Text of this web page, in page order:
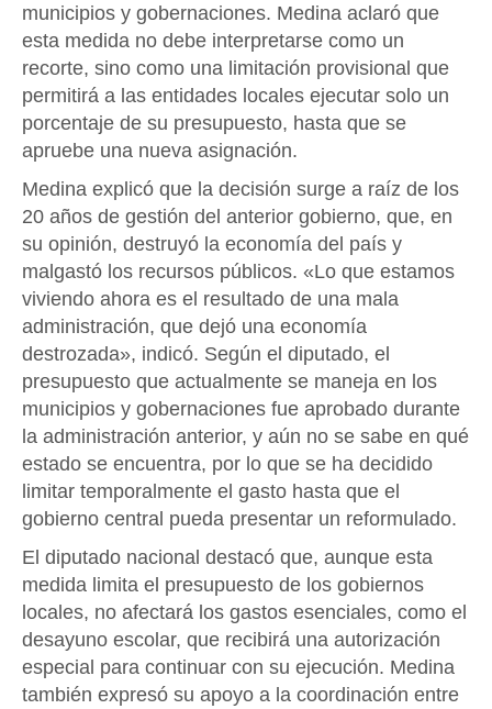
municipios y gobernaciones. Medina aclaró que
esta medida no debe interpretarse como un
recorte, sino como una limitación provisional que
permitirá a las entidades locales ejecutar solo un
porcentaje de su presupuesto, hasta que se
apruebe una nueva asignación.
Medina explicó que la decisión surge a raíz de los
20 años de gestión del anterior gobierno, que, en
su opinión, destruyó la economía del país y
malgastó los recursos públicos. «Lo que estamos
viviendo ahora es el resultado de una mala
administración, que dejó una economía
destrozada», indicó. Según el diputado, el
presupuesto que actualmente se maneja en los
municipios y gobernaciones fue aprobado durante
la administración anterior, y aún no se sabe en qué
estado se encuentra, por lo que se ha decidido
limitar temporalmente el gasto hasta que el
gobierno central pueda presentar un reformulado.
El diputado nacional destacó que, aunque esta
medida limita el presupuesto de los gobiernos
locales, no afectará los gastos esenciales, como el
desayuno escolar, que recibirá una autorización
especial para continuar con su ejecución. Medina
también expresó su apoyo a la coordinación entre